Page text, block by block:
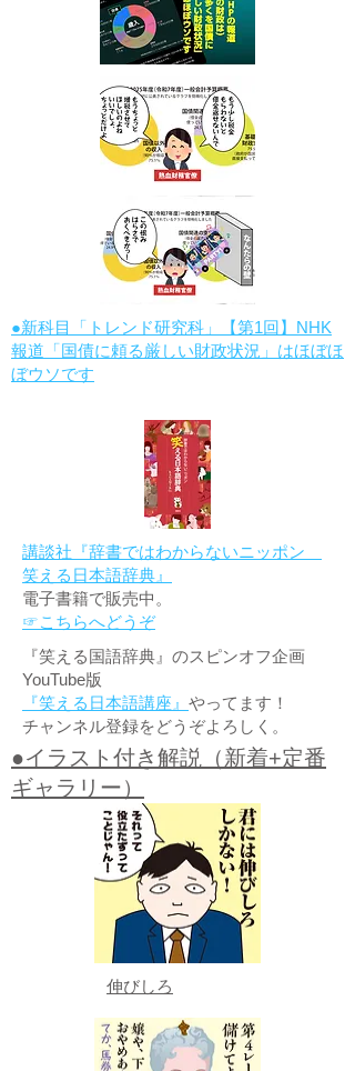
●新科目「トレンド研究科」【第1回】NHK
報道「国債に頼る厳しい財政状況」はほぼほ
ぼウソです
講談社『辞書ではわからないニッポン
笑える日本語辞典』
電子書籍で販売中。
☞こちらへどうぞ
『笑える国語辞典』のスピンオフ企画
YouTube版
『笑える日本語講座』 やってます！
チャンネル登録をどうぞよろしく。
●イラスト付き解説（新着+定番
ギャラリー）
伸びしろ